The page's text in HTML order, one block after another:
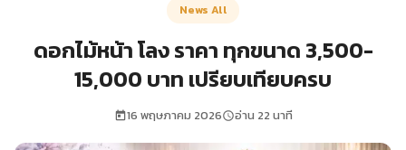
News All
ดอกไม้หน้า โลง ราคา ทุกขนาด 3,500-
15,000 บาท เปรียบเทียบครบ
16 พฤษภาคม 2026 อ่าน 22 นาที